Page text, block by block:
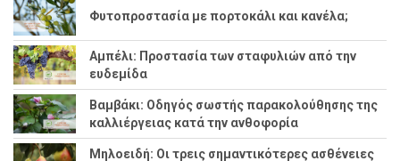
Φυτοπροστασία με πορτοκάλι και κανέλα;
Αμπέλι: Προστασία των σταφυλιών από την
ευδεμίδα
Βαμβάκι: Οδηγός σωστής παρακολούθησης της
καλλιέργειας κατά την ανθοφορία
Μηλοειδή: Οι τρεις σημαντικότερες ασθένειες